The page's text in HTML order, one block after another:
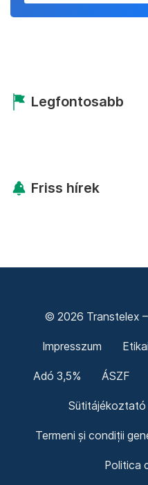
Legfontosabb
Friss hírek
© 2026 Transtelex –
Impresszum
Adó 3,5% ÁSZF
Sütitájékoztató
Termeni și condiții
Politica